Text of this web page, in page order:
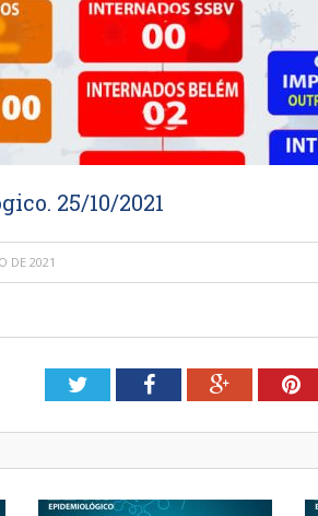
25/10/2021
DE 2021
TwitterFacebookGoogle+